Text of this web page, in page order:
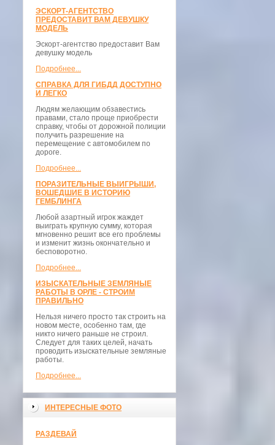
ЭСКОРТ-АГЕНТСТВО
ПРЕДОСТАВИТ ВАМ ДЕВУШКУ
МОДЕЛЬ
Эскорт-агентство предоставит Вам
девушку модель
Подробнее...
СПРАВКА ДЛЯ ГИБДД ДОСТУПНО
И ЛЕГКО
Людям желающим обзавестись
правами, стало проще приобрести
справку, чтобы от дорожной полиции
получить разрешение на
перемещение с автомобилем по
дороге.
Подробнее...
ПОРАЗИТЕЛЬНЫЕ ВЫИГРЫШИ,
ВОШЕДШИЕ В ИСТОРИЮ
ГЕМБЛИНГА
Любой азартный игрок жаждет
выиграть крупную сумму, которая
мгновенно решит все его проблемы
и изменит жизнь окончательно и
бесповоротно.
Подробнее...
ИЗЫСКАТЕЛЬНЫЕ ЗЕМЛЯНЫЕ
РАБОТЫ В ОРЛЕ - СТРОИМ
ПРАВИЛЬНО
Нельзя ничего просто так строить на
новом месте, особенно там, где
никто ничего раньше не строил.
Следует для таких целей, начать
проводить изыскательные земляные
работы.
Подробнее...
ИНТЕРЕСНЫЕ ФОТО
РАЗДЕВАЙ